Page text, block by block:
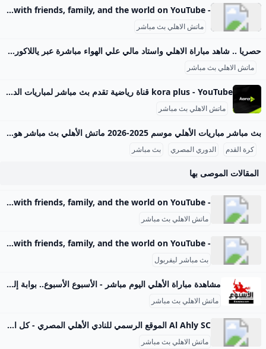
- YouTube Enjoy the videos and music you love, upload original content, and share it all with friends, family, and the world on YouTube.
ماتش الاهلي بث مباشر
حصريا .. شاهد مباراة الاهلي واستاد مالي علي الهواء مباشرة عبر ياللاكورة يلاكورة اعضاء وزوار Yallakora.com الكرام، يسعد الموقع ان يبلغكم بأنه حصل بشكل حصري علي حقوق بث ونقل لقائي الاهلي والزمالك في دوري ابطال افريقيا علي الهواء مباشرة. مباريات الغد 06:11 م 14/05/2012 حصريا .. شاهد مباراة الاهلي واستاد مالي علي الهواء مباشرة عبر ياللاكورة تابعنا على كتب - فريق عمل ياللاكورة:اعضاء وزوار Yallakora.com الكرام، يسعد الموقع ان يبلغكم بأنه حصل بشكل حصري علي حقوق بث ونقل لقاء الأهلي واستاد مالي في دوري ابطال افريقيا علي الهواء مباشرة.
ماتش الاهلي بث مباشر
kora plus - YouTube قناة رياضية تقدم بث مباشر لمباريات الدوري وكأس مصر.. ومتابعة الأخبار الحصرية.. وبرامج متنوعة
ماتش الاهلي بث مباشر
بث مباشر مباريات الأهلي موسم 2025-2026 ماتش الأهلي بث مباشر هو حدث رياضي أساسي لعشاق كرة القدم في مصر والوطن العربي، حيث يحظى الفريق الجماهيري الكبير بتغطية إعلامية واهتمام واسع، خصوصًا في موسم 2025-2026 من الدوري المصري الممتاز. تتسم مباريات الأهلي هذا الموسم بالتنافسية والجدية بعد بداية متذبذبة كما يظهر من وضعيته الحالية في جدول الترتيب، حيث يسعى الفريق لاستعادة مستواه المتميز. مواعيد مباريات الأهلي تفصيليًا وفقًا لجدول مباريات الأهلي المعتمد من رابطة الأندية المصرية المحترفة، كان آخر لقاء جماهيري للأهلي في الدوري يوم 14 سبتمبر 2025 ضد إنبي على ملعب المقاولون العرب، في مباراة أقيمت ضمن الجولة السادسة.
كرة القدم الدوري المصري بث مباشر
المقالات الموصى بها
- YouTube Enjoy the videos and music you love, upload original content, and share it all with friends, family, and the world on YouTube.
ماتش الاهلي بث مباشر
- YouTube Enjoy the videos and music you love, upload original content, and share it all with friends, family, and the world on YouTube.
بث مباشر ليفربول
مشاهدة مباراة الأهلي اليوم مباشر - الأسبوع الأسبوع.. بوابة إلكترونية شاملة تقدم أخبار مصر العاجلة وأخبار اليوم على جميع الأصعدة المحلية والعربية والعالمية لحظة بلحظة.. تصدر عن جريدة الأسبوع للصحافة والطباعة والنشر.. رئيس مجلس الإدارة عبد الحميد بكري ورئيس التحرير مصطفى بكري الأحد, 7 سبتمبر, 2025 فصول من كتاب «نتنياهو وحلم إسرائيل الكبرى».. «11» رئيس الوزراء الإسرائيلي ينتقد ما يسميه بـ«التنازلات» التي قدمتها إسرائيل للعرب - الأربعاء, 10 سبتمبر, 2025 عودة أحمد عز.. هل نعود إلى زمن الاحتكار الأسود؟ بقلم - محمد سعد عبد اللطيف - الثلاثاء, 9 سبتمبر, 2025 «أمير الموسوي» وحقيقة لغطهم ضد مصر أحمد بديوي - الثلاثاء, 9 سبتمبر, 2025 بعد حظرها في أستراليا.
ماتش الاهلي بث مباشر
Al Ahly SC الموقع الرسمي للنادي الأهلي المصري - كل الأخبار والبطولات والفعاليات
ماتش الاهلي بث مباشر